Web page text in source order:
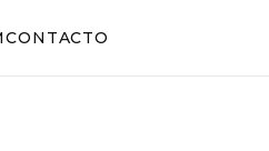
CONTACTO